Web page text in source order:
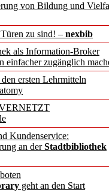
von Bildung und
zu sind! – nexbib
als Information-Broker
einfacher zugänglich
ersten Lehrmitteln
Kundenservice:
an derStadtbibliothek
geht an den Start
für
in
neu